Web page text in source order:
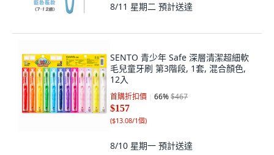
8/11 星期二 預計送達
SENTO 青少年 Safe 深層清潔超細軟
毛兒童牙刷 第3階段, 1套, 混合顏色,
12入
首購折扣價 66%$467
$157
($13.08/1個)
8/10 星期一 預計送達